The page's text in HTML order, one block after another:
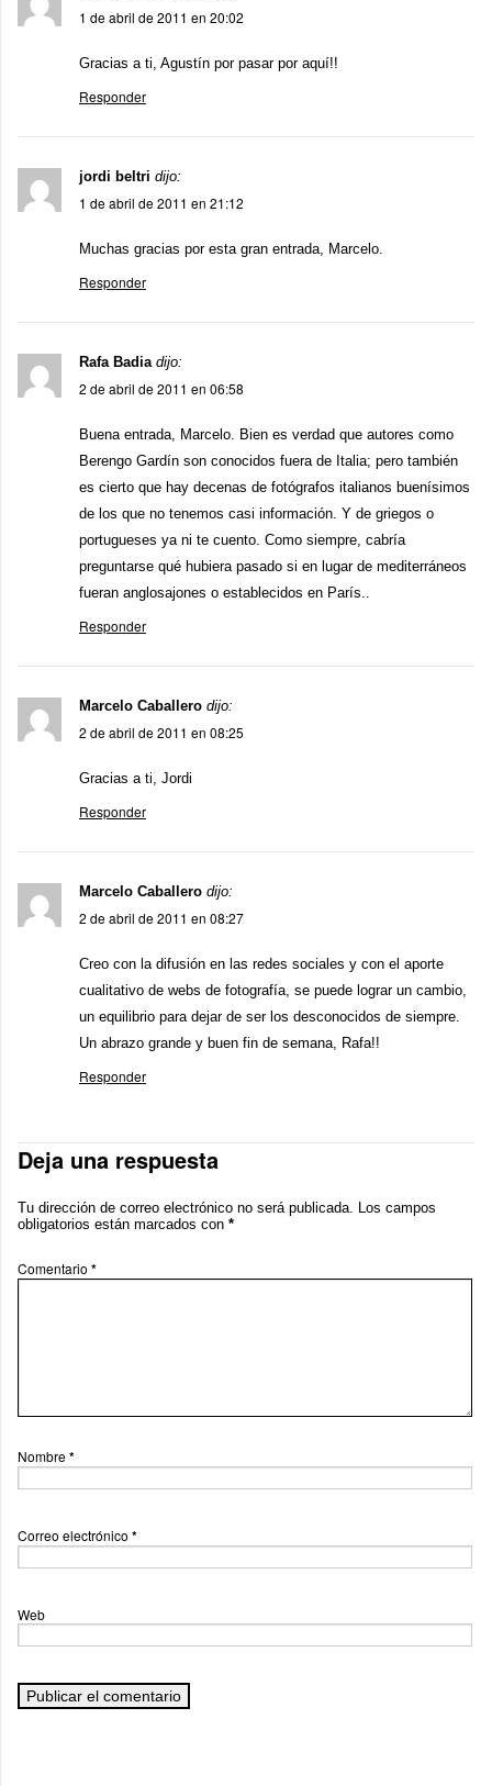
1 de abril de 2011 en 20:02
Gracias a ti, Agustín por pasar por aquí!!
Responder
jordi beltri dijo:
1 de abril de 2011 en 21:12
Muchas gracias por esta gran entrada, Marcelo.
Responder
Rafa Badia dijo:
2 de abril de 2011 en 06:58
Buena entrada, Marcelo. Bien es verdad que autores como
Berengo Gardín son conocidos fuera de Italia; pero también
es cierto que hay decenas de fotógrafos italianos buenísimos
de los que no tenemos casi información. Y de griegos o
portugueses ya ni te cuento. Como siempre, cabría
preguntarse qué hubiera pasado si en lugar de mediterráneos
fueran anglosajones o establecidos en París..
Responder
Marcelo Caballero dijo:
2 de abril de 2011 en 08:25
Gracias a ti, Jordi
Responder
Marcelo Caballero dijo:
2 de abril de 2011 en 08:27
Creo con la difusión en las redes sociales y con el aporte
cualitativo de webs de fotografía, se puede lograr un cambio,
un equilibrio para dejar de ser los desconocidos de siempre.
Un abrazo grande y buen fin de semana, Rafa!!
Responder
Deja una respuesta
Tu dirección de correo electrónico no será publicada. Los campos
obligatorios están marcados con *
Comentario *
Nombre*
Correo electrónico *
Web